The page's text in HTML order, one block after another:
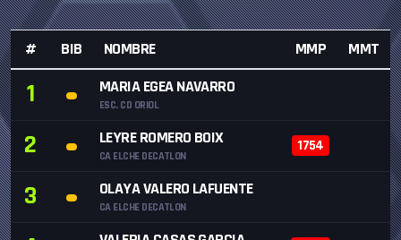
# BIB NOMBRE MMP MMT
1 MARIA EGEA NAVARRO
ESC. CD ORIOL
2 LEYRE ROMERO BOIX
CA ELCHE DECATLON
1754
3 OLAYA VALERO LAFUENTE
CA ELCHE DECATLON